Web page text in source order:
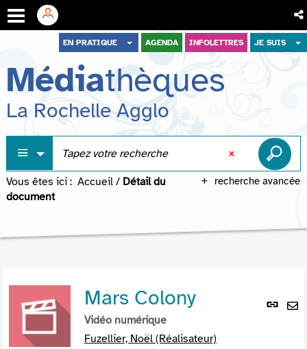
menu
contenu
recherche
EN PRATIQUE AGENDA INFOLETTRES JE SUIS
Médiathèques
La Rochelle Agglo
recherche avancée
Vous êtes ici : Accueil / Détail du
document
Lien
Mars Colony
Vidéo numérique
Fuzellier, Noël (Réalisateur)